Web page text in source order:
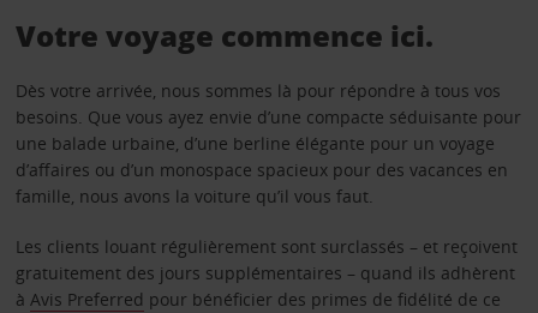
Votre voyage commence ici.
Dès votre arrivée, nous sommes là pour répondre à tous vos
besoins. Que vous ayez envie d’une compacte séduisante pour
une balade urbaine, d’une berline élégante pour un voyage
d’affaires ou d’un monospace spacieux pour des vacances en
famille, nous avons la voiture qu’il vous faut.
Les clients louant régulièrement sont surclassés – et reçoivent
gratuitement des jours supplémentaires – quand ils adhèrent
à Avis Preferred pour bénéficier des primes de fidélité de ce